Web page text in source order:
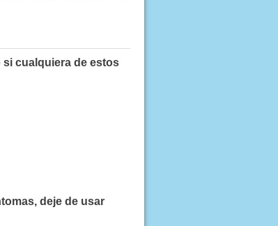
cualquiera de estos
deje de usar